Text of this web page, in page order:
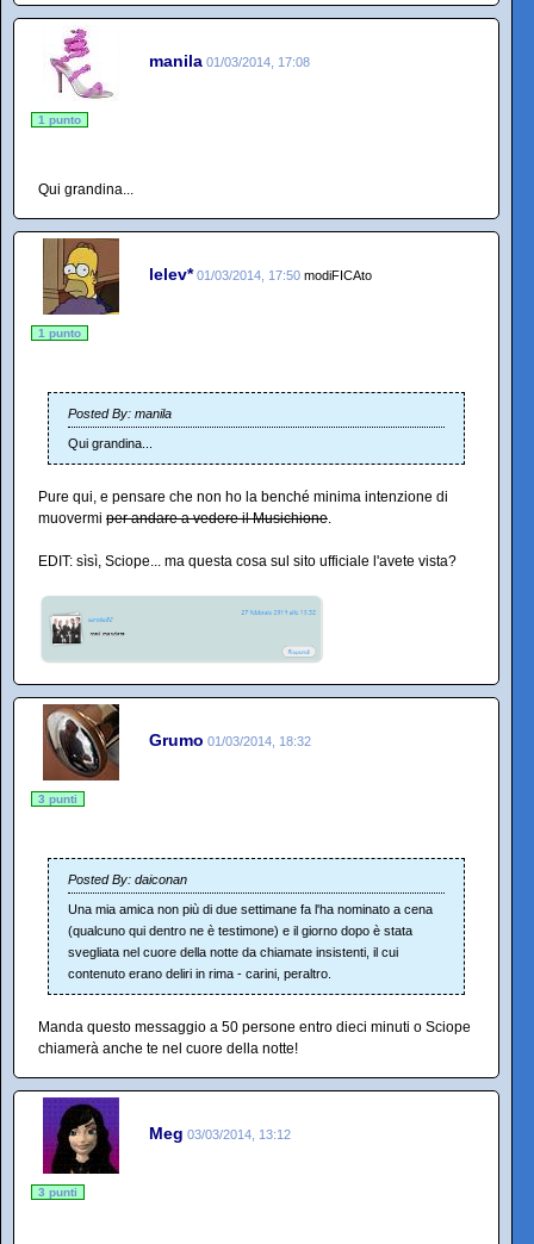
manila 01/03/2014, 17:08
1 punto
Qui grandina...
lelev* 01/03/2014, 17:50 modiFICAto
1 punto
Posted By: manila
Qui grandina...
Pure qui, e pensare che non ho la benché minima intenzione di
muovermi per andare a vedere il Musichione.
EDIT: sìsì, Sciope... ma questa cosa sul sito ufficiale l'avete vista?
Grumo 01/03/2014, 18:32
3 punti
Posted By: daiconan
Una mia amica non più di due settimane fa l'ha nominato a cena
(qualcuno qui dentro ne è testimone) e il giorno dopo è stata
svegliata nel cuore della notte da chiamate insistenti, il cui
contenuto erano deliri in rima - carini, peraltro.
Manda questo messaggio a 50 persone entro dieci minuti o Sciope
chiamerà anche te nel cuore della notte!
Meg 03/03/2014, 13:12
3 punti